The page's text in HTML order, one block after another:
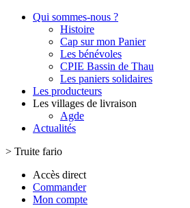
Qui sommes-nous ?
Histoire
Cap sur mon Panier
Les bénévoles
CPIE Bassin de Thau
Les paniers solidaires
Les producteurs
Les villages de livraison
Agde
Actualités
> Truite fario
Accès direct
Commander
Mon compte